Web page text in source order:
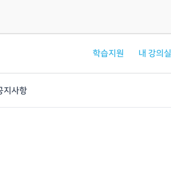
학습지원 내 강의실
지사항